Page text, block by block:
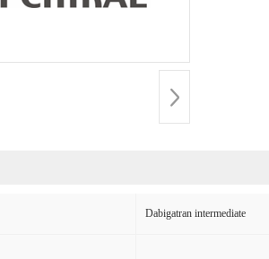
Dabigatran intermediate